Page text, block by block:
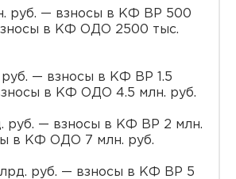
руб. — взносы в КФ ВР 500
в КФ ОДО 2500 тыс.
— взносы в КФ ВР 1.5
в КФ ОДО 4.5 млн. руб.
руб. — взносы в КФ ВР 2 млн.
в КФ ОДО 7 млн. руб.
руб. — взносы в КФ ВР 5